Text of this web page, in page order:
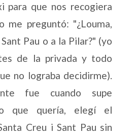
para que nos recogiera
me preguntó: "¿Louma,
Pau o a la Pilar?" (yo
de la privada y todo
no lograba decidirme).
fue cuando supe
que quería, elegí el
Creu i Sant Pau sin